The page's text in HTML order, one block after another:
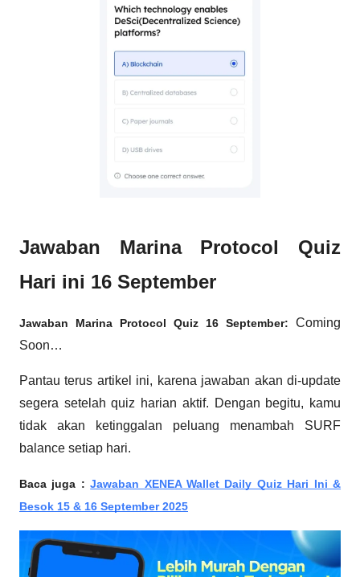
Jawaban Marina Protocol Quiz
Hari ini 16 September
Jawaban Marina Protocol Quiz 16 September: Coming
Soon…
Pantau terus artikel ini, karena jawaban akan di-update
segera setelah quiz harian aktif. Dengan begitu, kamu
tidak akan ketinggalan peluang menambah SURF
balance setiap hari.
Baca juga :Jawaban XENEA Wallet Daily Quiz Hari Ini &
Besok 15 & 16 September 2025